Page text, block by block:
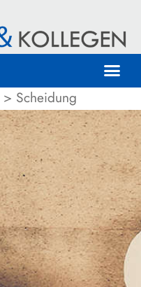
> Scheidung